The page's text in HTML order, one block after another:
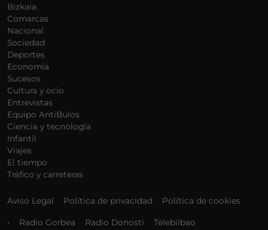
Bizkaia
Comarcas
Nacional
Sociedad
Deportes
Economía
Sucesos
Cultura y ocio
Entrevistas
Equipo AntiBulos
Ciencia y tecnología
Infantil
Viajes
El tiempo
Tráfico y carreteras
Aviso Legal Política de privacidad Política de cookies
• Radio Gorbea Radio Donosti Telebilbao